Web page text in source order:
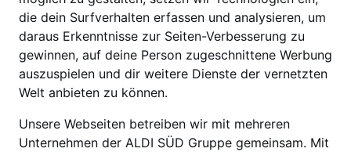
die dein Surfverhalten erfassen und analysieren, um
daraus Erkenntnisse zur Seiten-Verbesserung zu
gewinnen, auf deine Person zugeschnittene Werbung
auszuspielen und dir weitere Dienste der vernetzten
Welt anbieten zu können.
Unsere Webseiten betreiben wir mit mehreren
Unternehmen der ALDI SÜD Gruppe gemeinsam. Mit